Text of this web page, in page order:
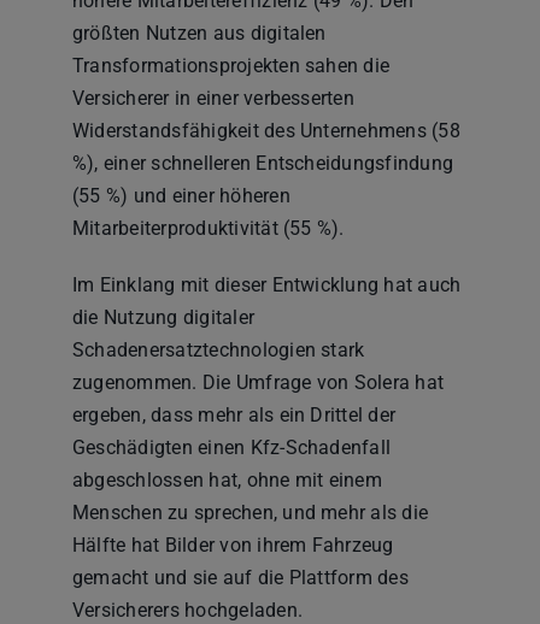
größten Nutzen aus digitalen
Transformationsprojekten sahen die
Versicherer in einer verbesserten
Widerstandsfähigkeit des Unternehmens (58
%), einer schnelleren Entscheidungsfindung
(55 %) und einer höheren
Mitarbeiterproduktivität (55 %).
Im Einklang mit dieser Entwicklung hat auch
die Nutzung digitaler
Schadenersatztechnologien stark
zugenommen. Die Umfrage von Solera hat
ergeben, dass mehr als ein Drittel der
Geschädigten einen Kfz-Schadenfall
abgeschlossen hat, ohne mit einem
Menschen zu sprechen, und mehr als die
Hälfte hat Bilder von ihrem Fahrzeug
gemacht und sie auf die Plattform des
Versicherers hochgeladen.